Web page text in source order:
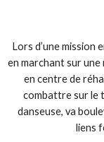
Lors d’une mission
en marchant sur une
en centre de
combattre sur le
danseuse, va
liens